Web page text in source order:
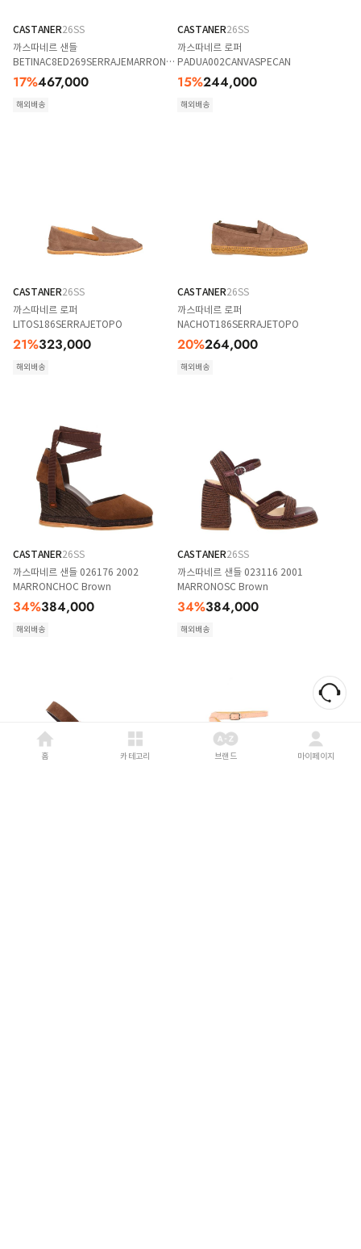
CASTANER26SS
까스따네르 샌들
BETINAC8ED269SERRAJEMARRONCHOC
MARRON CHOC
17%467,000
해외배송
CASTANER26SS
까스따네르 로퍼
PADUA002CANVASPECAN
15%244,000
해외배송
CASTANER26SS
까스따네르 로퍼
LITOS186SERRAJETOPO
21%323,000
해외배송
CASTANER26SS
까스따네르 로퍼
NACHOT186SERRAJETOPO
20%264,000
해외배송
CASTANER26SS
까스따네르 샌들 026176 2002
MARRONCHOC Brown
34%384,000
해외배송
CASTANER26SS
까스따네르 샌들 023116 2001
MARRONOSC Brown
34%384,000
해외배송
홈 카테고리 브랜드 마이페이지